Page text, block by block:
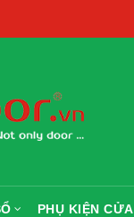
PHỤ KIỆN CỬA